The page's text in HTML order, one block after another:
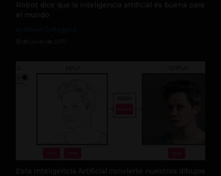
Robot dice que la inteligencia artificial es buena para
el mundo
15 de junio de 2017
Esta Inteligencia Artificial convierte nuestros dibujos